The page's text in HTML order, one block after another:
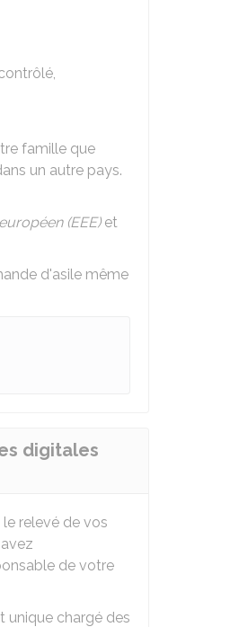
famille que
un autre pays.
(EEE)et
d'asile même
digitales
relevé de vos
de votre
unique chargé des